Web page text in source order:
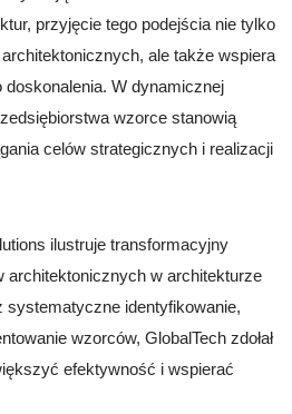
przyjęcie tego podejścia nie tylko
ale także wspiera
doskonalenia. W dynamicznej
wzorce stanowią
celów strategicznych i realizacji
ilustruje transformacyjny
architektonicznych w architekturze
systematyczne identyfikowanie,
wzorców, GlobalTech zdołał
efektywność i wspierać